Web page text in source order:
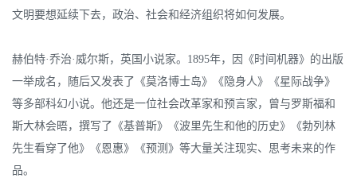
文明要想延续下去，政治、社会和经济组织将如何发展。
赫伯特·乔治·威尔斯，英国小说家。1895年，因《时间机器》的出版
一举成名，随后又发表了《莫洛博士岛》《隐身人》《星际战争》
等多部科幻小说。他还是一位社会改革家和预言家，曾与罗斯福和
斯大林会晤，撰写了《基普斯》《波里先生和他的历史》《勃列林
先生看穿了他》《恩惠》《预测》等大量关注现实、思考未来的作
品。